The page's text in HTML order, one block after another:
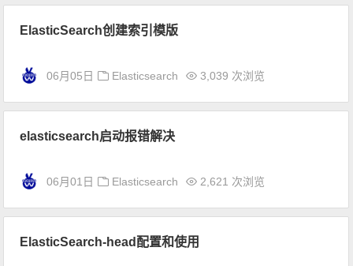
ElasticSearch创建索引模版
06月05日 Elasticsearch 3,039 次浏览
elasticsearch启动报错解决
06月01日 Elasticsearch 2,621 次浏览
ElasticSearch-head配置和使用